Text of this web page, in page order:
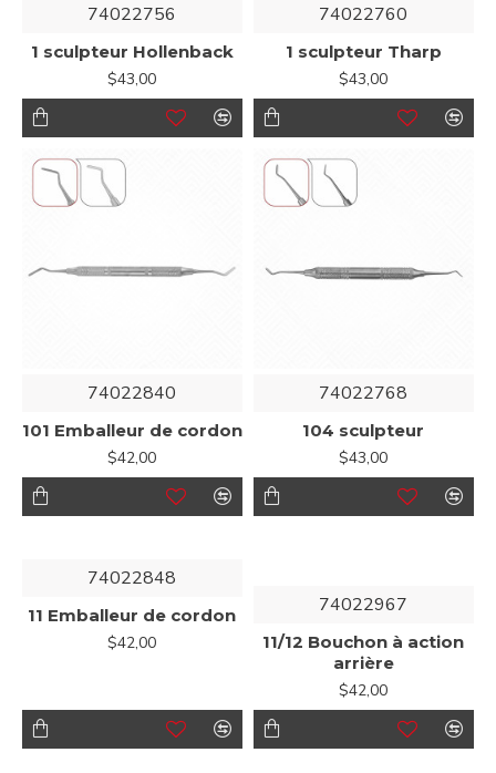
74022756
1 sculpteur Hollenback
$43,00
74022760
1 sculpteur Tharp
$43,00
74022840
101 Emballeur de cordon
$42,00
74022768
104 sculpteur
$43,00
74022848
11 Emballeur de cordon
$42,00
74022967
11/12 Bouchon à action
arrière
$42,00